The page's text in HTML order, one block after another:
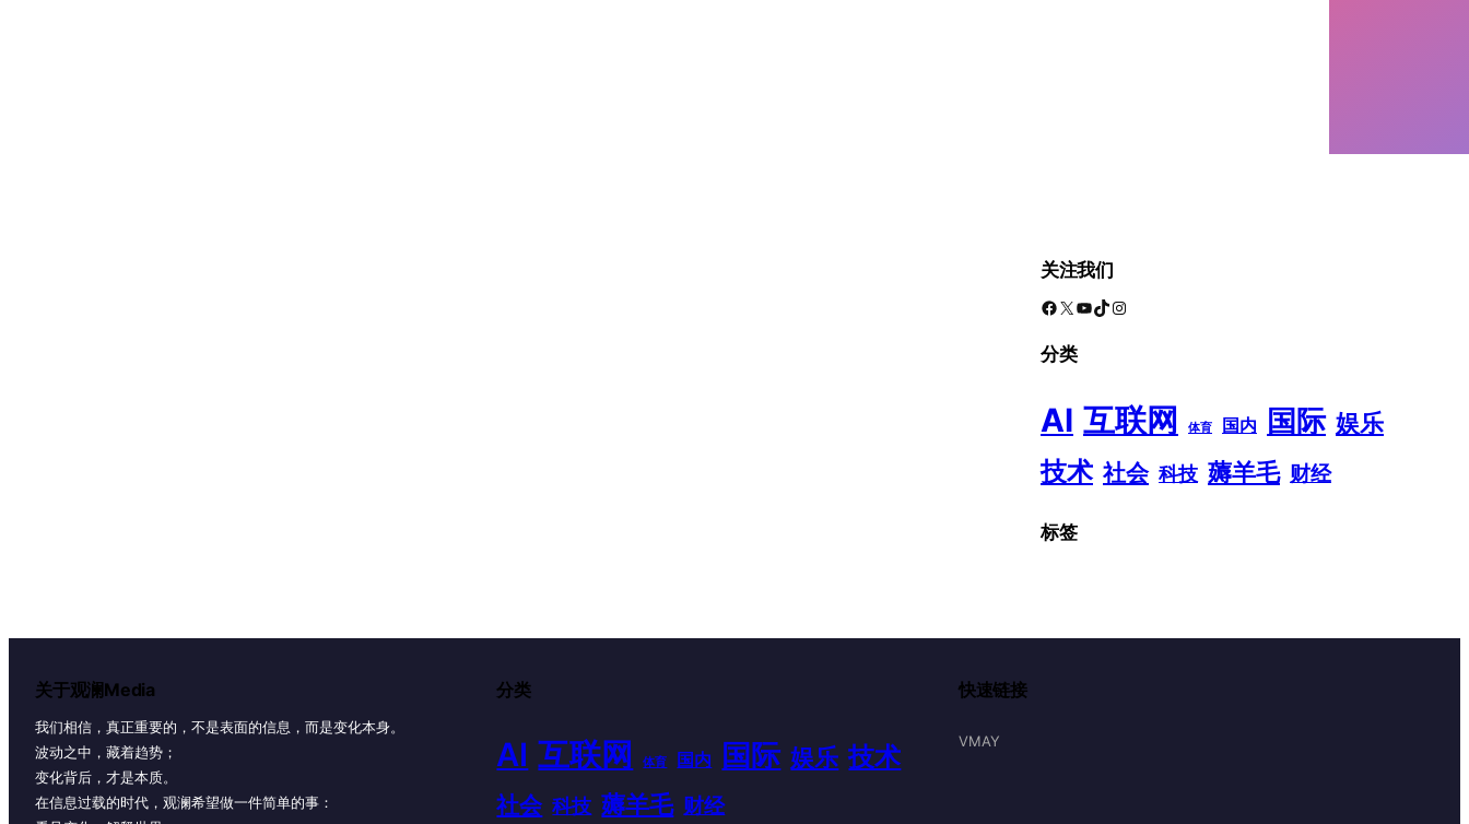
关注我们
Facebook X YouTube TikTok Instagram
分类
AI 互联网 体育 国内 国际 娱乐
技术 社会 科技 薅羊毛 财经
标签
关于观澜Media
我们相信，真正重要的，不是表面的信息，而是变化本身。
波动之中，藏着趋势；
变化背后，才是本质。
在信息过载的时代，观澜希望做一件简单的事：
分类
AI 互联网 体育 国内 国际 娱乐 技术
社会 科技 薅羊毛 财经
快速链接
VMAY